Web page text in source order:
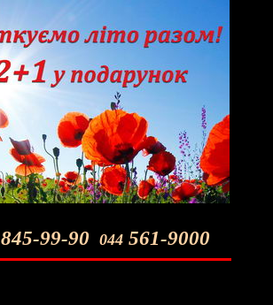
845-99-90 044 561-9000